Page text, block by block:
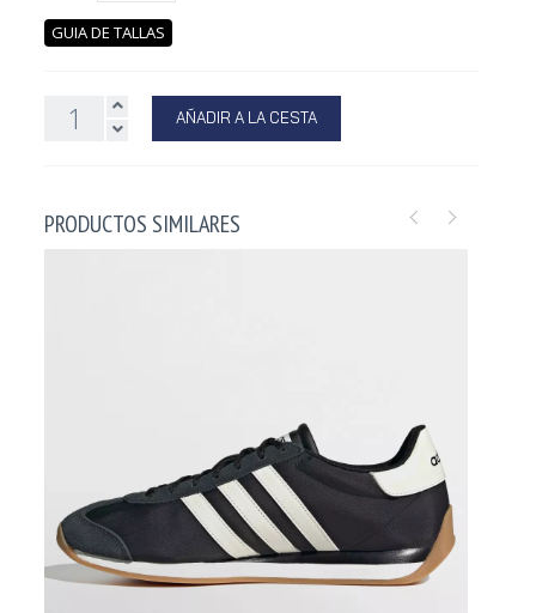
GUIA DE TALLAS
AÑADIR A LA CESTA
PRODUCTOS SIMILARES